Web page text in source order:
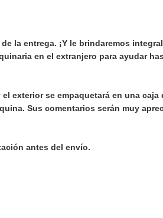
la entrega. ¡Y le brindaremos
en el extranjero para ayudar
exterior se empaquetará en una
Sus comentarios serán muy
antes del envío.